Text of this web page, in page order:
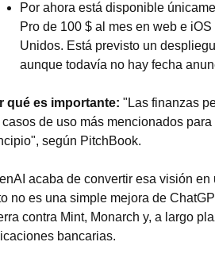
Por ahora está disponible
Pro de 100 $ al mes en web e
Unidos. Está previsto un
aunque todavía no hay fecha
qué es importante: "Las finanzas
de uso más mencionados para
según PitchBook.
acaba de convertir esa visión
no es una simple mejora de
contra Mint, Monarch y, a largo
bancarias.